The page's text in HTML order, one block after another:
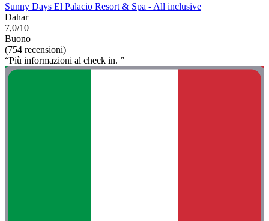
Sunny Days El Palacio Resort & Spa - All inclusive
Dahar
7,0/10
Buono
(754 recensioni)
“Più informazioni al check in. ”